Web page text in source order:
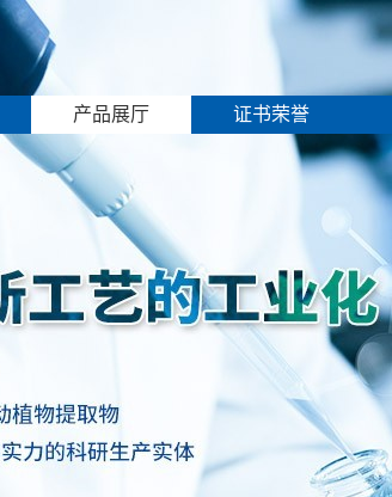
产品展厅 证书荣誉